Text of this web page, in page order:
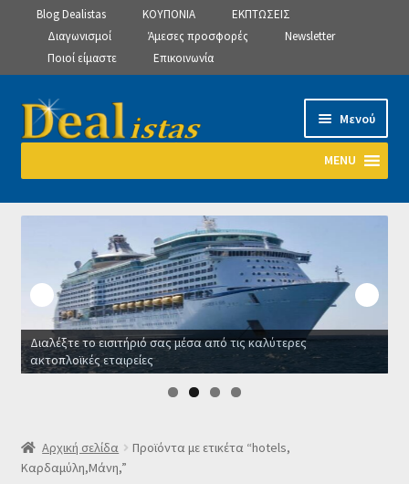
Blog Dealistas ΚΟΥΠΟΝΙΑ
ΕΚΠΤΩΣΕΙΣ
Διαγωνισμοί
Άμεσες προσφορές
Newsletter
Ποιοί είμαστε
Επικοινωνία
Απευθείας
μετάβαση
πλοήγηση
Μετάβαση
σε
Μενού
MENU
Αρχική
Manage Subscriptions
Manage Subscriptions
Manage Subscriptions
SLIDER
Διαλέξτε το εισιτήριό σας μέσα από τις καλύτερες
ακτοπλοϊκές εταιρείες
Αρχική σελίδα
Προϊόντα με ετικέτα “hotels,
Καρδαμύλη,Μάνη,”